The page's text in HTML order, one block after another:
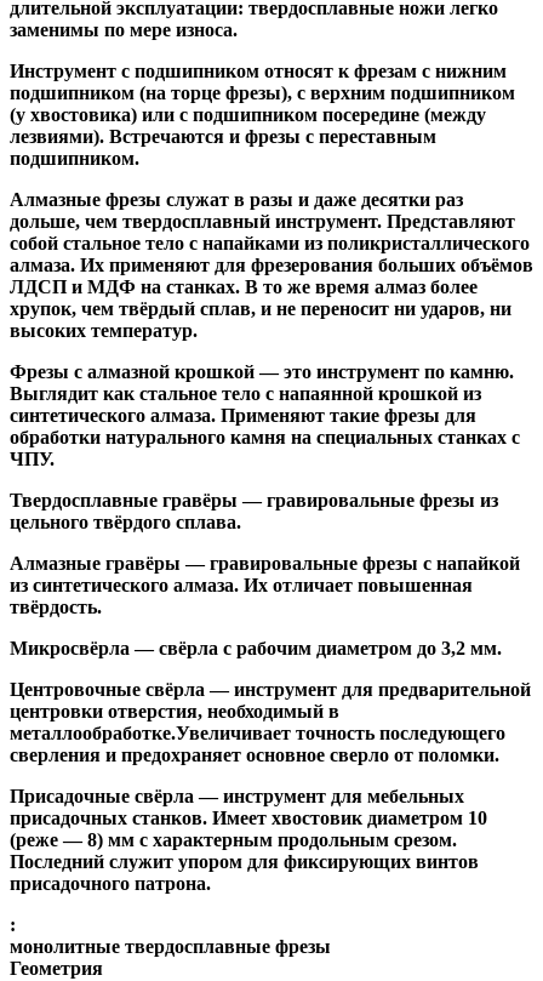
длительной эксплуатации: твердосплавные ножи легко
заменимы по мере износа.
Инструмент с подшипником относят кфрезам с нижним
подшипником (на торце фрезы), с верхним подшипником
(у хвостовика) или с подшипником посередине (между
лезвиями). Встречаются и фрезы с переставным
подшипником.
Алмазные фрезы служат в разы и даже десятки раз
дольше, чем твердосплавный инструмент. Представляют
собой стальное тело с напайками из поликристаллического
алмаза. Их применяют для фрезерования больших объёмов
ЛДСП и МДФ на станках. В то же время алмаз более
хрупок, чем твёрдый сплав, и не переносит ни ударов, ни
высоких температур.
Фрезы с алмазной крошкой— это инструмент по камню.
Выглядит как стальное тело с напаянной крошкой из
синтетического алмаза. Применяют такие фрезы для
обработки натурального камня на специальных станках с
ЧПУ.
Твердосплавные гравёры — гравировальные фрезы из
цельного твёрдого сплава.
Алмазные гравёры — гравировальные фрезы с напайкой
из синтетического алмаза. Их отличает повышенная
твёрдость.
Микросвёрла— свёрла с рабочим диаметром до 3,2 мм.
Центровочные свёрла— инструмент для предварительной
центровки отверстия, необходимый в
металлообработке.Увеличивает точность последующего
сверления и предохраняет основное сверло от поломки.
Присадочные свёрла— инструмент для мебельных
присадочных станков. Имеет хвостовик диаметром 10
(реже — 8) мм с характерным продольным срезом.
Последний служит упором для фиксирующих винтов
присадочного патрона.
:
монолитные твердосплавные фрезы
Геометрия